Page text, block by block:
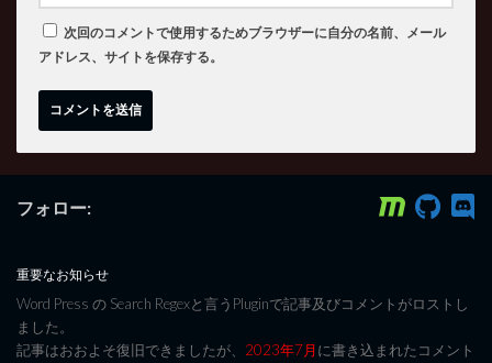
次回のコメントで使用するためブラウザーに自分の名前、メール
アドレス、サイトを保存する。
フォロー:
重要なお知らせ
Word Press の Search Regexと言うPluginで記事及びコメントがロストし
ました。
記事はおおよそ復旧できましたが、 2023年7月に書き込まれたコメント